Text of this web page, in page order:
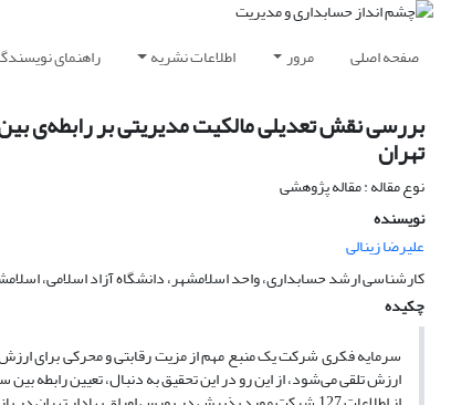
صفحه اصلی مرور اطلاعات نشریه راهنمای
بررسی نقش تعدیلی مالکیت مدیریتی بر رابطه‌ی
تهران
نوع مقاله : مقاله پژوهشی
نویسنده
علیرضا زینالی
کارشناسی ارشد حسابداری، واحد اسلامشهر، دانشگاه آزاد اسلامی،
چکیده
سرمایه فکری شرکت یک منبع مهم از مزیت رقابتی و محرکی برای ارزش
ارزش تلقی می‌شود، از این رو در این تحقیق به دنبال، تعیین رابطه